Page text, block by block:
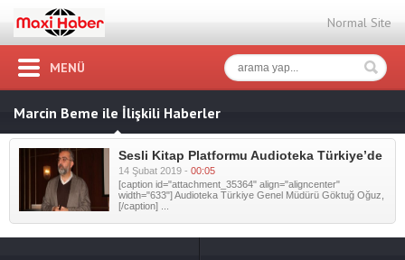
Normal Site
MENÜ
Marcin Beme ile İlişkili Haberler
Sesli Kitap Platformu Audioteka Türkiye’de
14 Şubat 2019 - 00:05
[caption id="attachment_35364" align="aligncenter"
width="633"] Audioteka Türkiye Genel Müdürü Göktuğ Oğuz,
[/caption] ...